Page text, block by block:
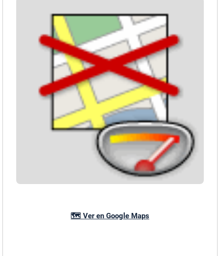
🗺️ Ver en Google Maps